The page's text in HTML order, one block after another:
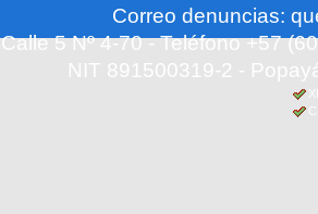
Correo denuncias:
Calle 5 Nº 4-70 - Teléfono +57
NIT 891500319-2 -